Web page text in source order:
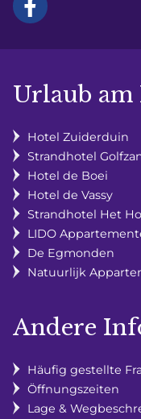
Urlaub am
Hotel Zuiderduin
Strandhotel
Hotel de Boei
Hotel de Vassy
Strandhotel Het
LIDO
De Egmonden
Natuurlijk
Andere
Häufig gestellte
Öffnungszeiten
Lage &